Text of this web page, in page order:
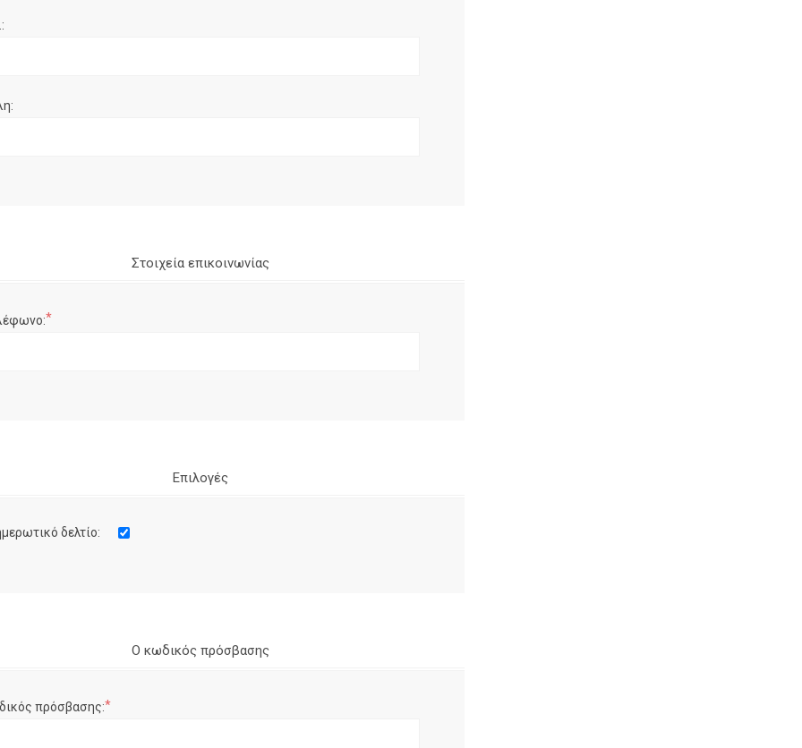
Στοιχεία επικοινωνίας
*
Επιλογές
δελτίο:
Ο κωδικός πρόσβασης
πρόσβασης:*